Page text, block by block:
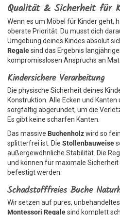
Qualität & Sicherheit für
Wenn es um Möbel für Kinder geht,
oberste Priorität. Du musst dich
Umgebung deines Kindes absolut
Regalesind das Ergebnis
kompromisslosen Anspruchs an
Kindersichere Verarbeitung
Die physische Sicherheit deines
Konstruktion. Alle Ecken und Kanten
sorgfältig abgerundet, um die
Es gibt keine scharfen Kanten.
Das massive Buchenholzwird so
splitterfrei ist. Die Stollenbauweise
außergewöhnliche Stabilität. Die
und können für maximale Sicherheit
befestigt werden.
Schadstofffreies Buche
Wir setzen auf pures, unbehandeltes
Montessori Regalesind komplett